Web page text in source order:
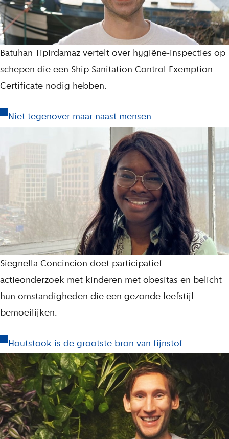
Batuhan Tipirdamaz vertelt over hygiëne-inspecties op
schepen die een Ship Sanitation Control Exemption
Certificate nodig hebben.
Niet tegenover maar naast mensen
Siegnella Concincion doet participatief
actieonderzoek met kinderen met obesitas en belicht
hun omstandigheden die een gezonde leefstijl
bemoeilijken.
Houtstook is de grootste bron van fijnstof